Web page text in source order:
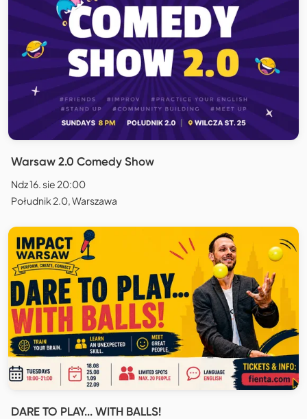
Warsaw 2.0 Comedy Show
Ndz 16. sie 20:00
Południk 2.0, Warszawa
DARE TO PLAY... WITH BALLS!